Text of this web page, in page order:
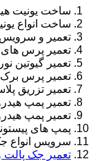
ساخت یونیت
ساخت انواع
تعمیر و سرویس
تعمیر پرس های
تعمیر گیوتین
تعمیر پرس برک
تعمیر تزریق
تعمیر پمپ
تعمیر پمپ
پمپ های
سرویس انواع
تعمیر جک